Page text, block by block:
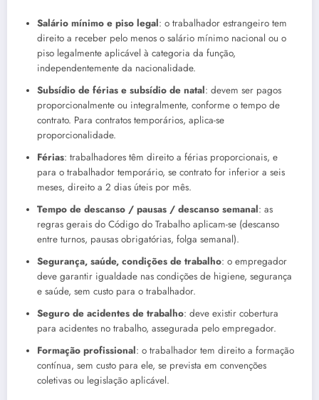
Salário mínimo e piso legal: o trabalhador estrangeiro tem
direito a receber pelo menos o salário mínimo nacional ou o
piso legalmente aplicável à categoria da função,
independentemente da nacionalidade.
Subsídio de férias e subsídio de natal: devem ser pagos
proporcionalmente ou integralmente, conforme o tempo de
contrato. Para contratos temporários, aplica-se
proporcionalidade.
Férias: trabalhadores têm direito a férias proporcionais, e
para o trabalhador temporário, se contrato for inferior a seis
meses, direito a 2 dias úteis por mês.
Tempo de descanso / pausas / descanso semanal: as
regras gerais do Código do Trabalho aplicam-se (descanso
entre turnos, pausas obrigatórias, folga semanal).
Segurança, saúde, condições de trabalho: o empregador
deve garantir igualdade nas condições de higiene, segurança
e saúde, sem custo para o trabalhador.
Seguro de acidentes de trabalho: deve existir cobertura
para acidentes no trabalho, assegurada pelo empregador.
Formação profissional: o trabalhador tem direito a formação
contínua, sem custo para ele, se prevista em convenções
coletivas ou legislação aplicável.